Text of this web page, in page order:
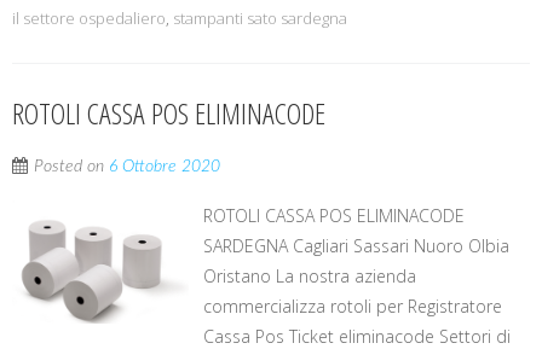
il settore ospedaliero, stampanti sato sardegna
ROTOLI CASSA POS ELIMINACODE
Posted on 6 Ottobre 2020
ROTOLI CASSA POS ELIMINACODE
SARDEGNA Cagliari Sassari Nuoro Olbia
Oristano La nostra azienda
commercializza rotoli per Registratore
Cassa Pos Ticket eliminacode Settori di